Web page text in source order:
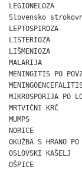
Slovensko
LISTERIOZA
LIŠMENIOZA
MALARIJA
MENINGITIS
MIKROSPORIJA
MRTVIČNI
MUMPS
NORICE
OKUŽBA S
OSLOVSKI
OŠPICE